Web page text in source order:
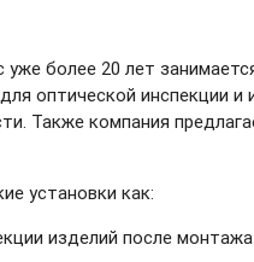
уже более 20 лет
оптической инспекции
Также компания
установки как:
изделий после